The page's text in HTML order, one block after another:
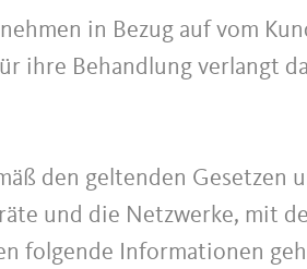
in Bezug auf vom
ihre Behandlung verlangt
den geltenden Gesetzen
und die Netzwerke, mit
folgende Informationen